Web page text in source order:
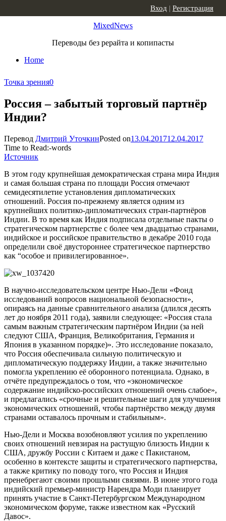
MixedNews
Переводы без рерайта и копипасты
Home
Вход | Регистрация
Точка зрения0
Россия – забытый торговый партнёр
Индии?
Перевод Дмитрий УточкинPosted on13.04.201712.04.2017
Time to Read:-words
Источник
В этом году крупнейшая демократическая страна мира Индия
и самая большая страна по площади Россия отмечают
семидесятилетие установления дипломатических
отношений. Россия по-прежнему является одним из
крупнейших политико-дипломатических стран-партнёров
Индии. В то время как Индия подписала отдельные пакты о
стратегическом партнерстве с более чем двадцатью странами,
индийское и российское правительство в декабре 2010 года
определили своё двустороннее стратегическое партнерство
как “особое и привилегированное».
В научно-исследовательском центре Нью-Дели «Фонд
исследований вопросов национальной безопасности»,
опираясь на данные сравнительного анализа (длился десять
лет до ноября 2011 года), заявили следующее: «Россия стала
самым важным стратегическим партнёром Индии (за ней
следуют США, Франция, Великобритания, Германия и
Япония в указанном порядке)». Это исследование показало,
что Россия обеспечивала сильную политическую и
дипломатическую поддержку Индии, а также значительно
помогла укреплению её оборонного потенциала. Однако, в
отчёте предупреждалось о том, что «экономическое
содержание индийско-российских отношений очень слабое»,
и предлагались «срочные и решительные шаги для улучшения
экономических отношений, чтобы партнёрство между двумя
странами оставалось прочным и стабильным».
Нью-Дели и Москва возобновляют усилия по укреплению
своих отношений невзирая на растущую близость Индии к
США, дружбу России с Китаем и даже с Пакистаном,
особенно в контексте защиты и стратегического партнерства,
а также критику по поводу того, что Россия и Индия
пренебрегают своими прошлыми связями. В июне этого года
индийский премьер-министр Нарендра Моди планирует
принять участие в Санкт-Петербургском Международном
экономическом форуме, также известном как «Русский
Давос».